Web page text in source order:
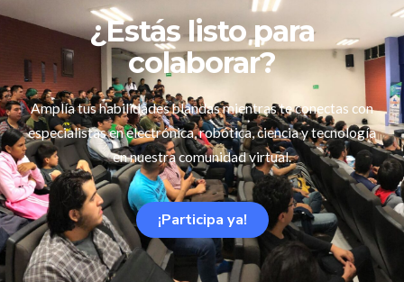
¿Estás listo para
colaborar?
Amplía tus habilidades blandas mientras te conectas con
especialistas en electrónica, robótica, ciencia y tecnología
en nuestra comunidad virtual.
¡Participa ya!